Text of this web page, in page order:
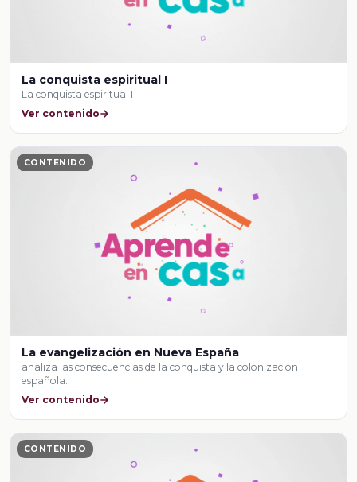
La conquista espiritual I
La conquista espiritual I
Ver contenido
CONTENIDO
La evangelización en Nueva España
analiza las consecuencias de la conquista y la colonización
española.
Ver contenido
CONTENIDO